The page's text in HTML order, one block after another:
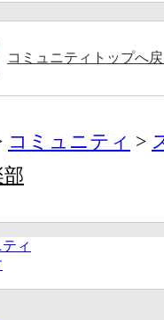
コミュニティトップへ
コミュニティ
部
ィ